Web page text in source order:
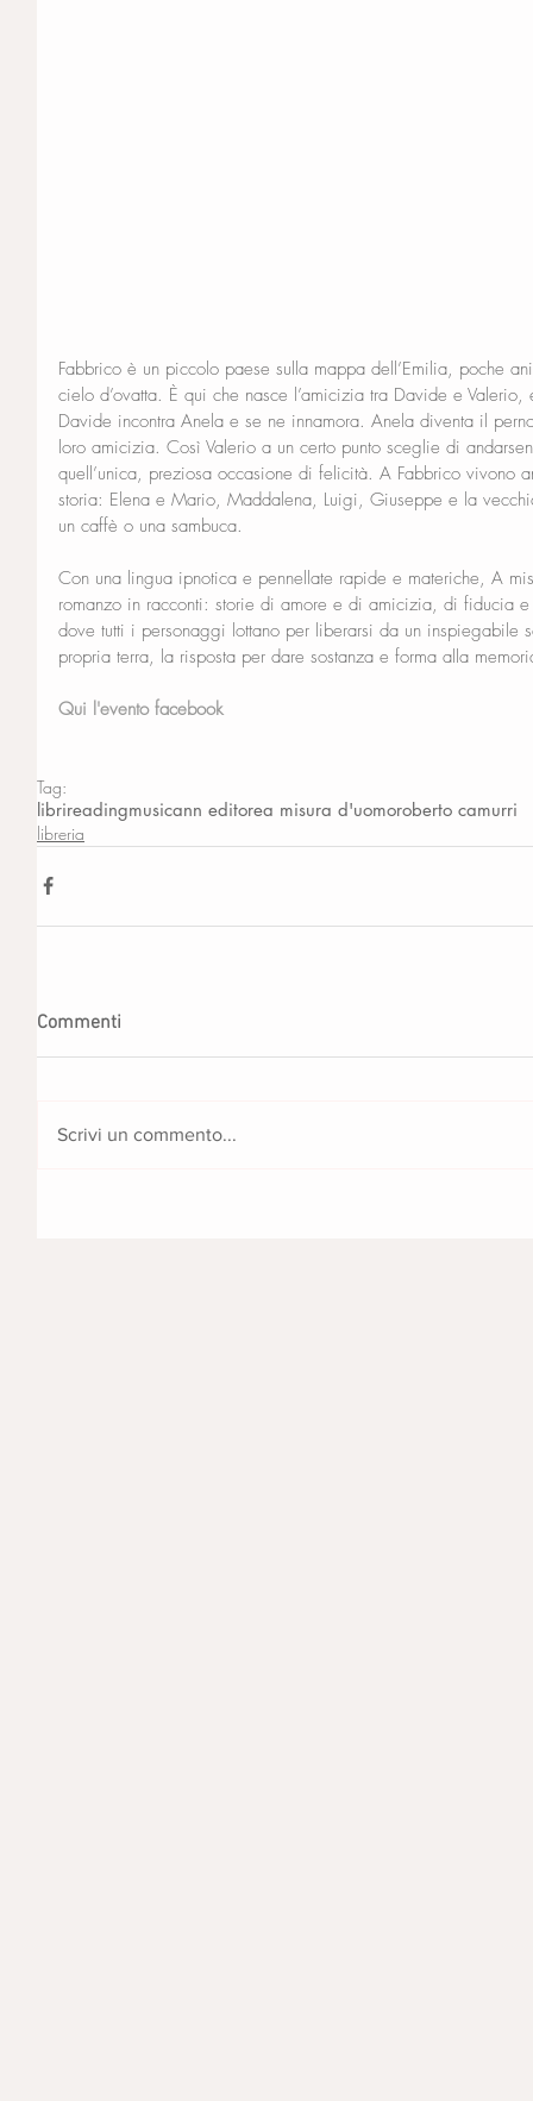
Fabbrico è un piccolo paese sulla mappa dell’Emilia, poche
cielo d’ovatta. È qui che nasce l’amicizia tra Davide e
Davide incontra Anela e se ne innamora. Anela diventa il
loro amicizia. Così Valerio a un certo punto sceglie di
quell’unica, preziosa occasione di felicità. A Fabbrico vivono
storia: Elena e Mario, Maddalena, Luigi, Giuseppe e la
un caffè o una sambuca.
Con una lingua ipnotica e pennellate rapide e materiche, A
romanzo in racconti: storie di amore e di amicizia, di fiducia
dove tutti i personaggi lottano per liberarsi da un inspiegabile
propria terra, la risposta per dare sostanza e forma alla
Qui l'evento facebook
Tag:
librireadingmusicann editorea misura d'uomoroberto camurri
libreria
Commenti
Scrivi un commento...